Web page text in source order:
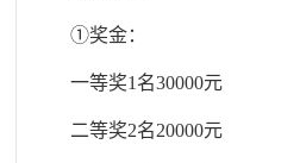
①奖金：
一等奖1名30000元
二等奖2名20000元